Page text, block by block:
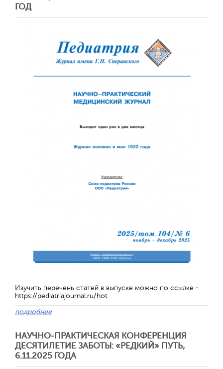
ГОД
Изучить перечень статей в выпуске можно по ссылке -
https://pediatriajournal.ru/hot
подробнее
НАУЧНО-ПРАКТИЧЕСКАЯ КОНФЕРЕНЦИЯ
ДЕСЯТИЛЕТИЕ ЗАБОТЫ: «РЕДКИЙ» ПУТЬ,
6.11.2025 ГОДА
Отправить